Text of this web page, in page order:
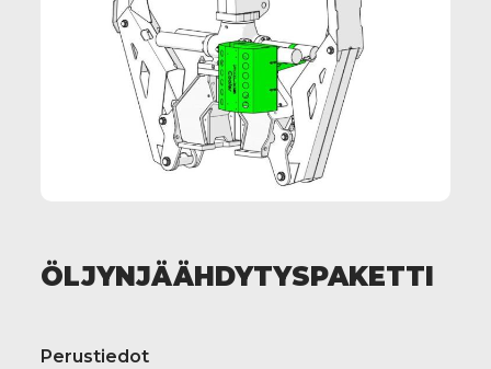
ÖLJYNJÄÄHDYTYSPAKETTI
Perustiedot